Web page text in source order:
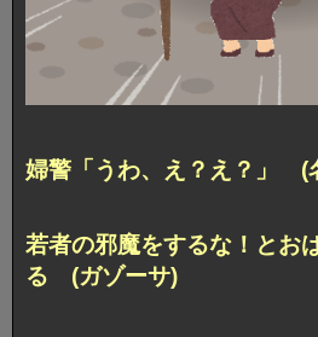
婦警「うわ、え？え？」 (
若者の邪魔をするな！とお
る (ガゾーサ)